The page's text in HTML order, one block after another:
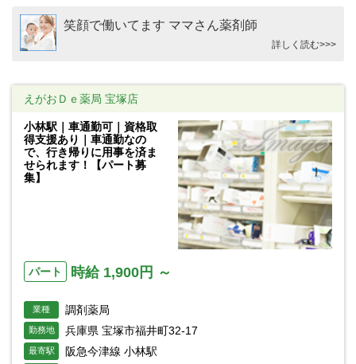
笑顔で働いてます ママさん薬剤師
詳しく読む>>>
えがおＤｅ薬局 宝塚店
小林駅｜車通勤可｜資格取
得支援あり｜車通勤なの
で、行き帰りに用事を済ま
せられます！【パート募
集】
パート 時給 1,900円 ～
業種 調剤薬局
勤務地 兵庫県 宝塚市福井町32-17
最寄駅 阪急今津線 小林駅